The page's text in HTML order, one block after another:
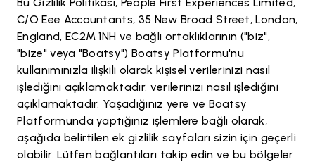
C/O Eee Accountants, 35 New Broad Street, London,
England, EC2M 1NH ve bağlı ortaklıklarının ("biz",
"bize" veya "Boatsy") Boatsy Platformu'nu
kullanımınızla ilişkili olarak kişisel verilerinizi nasıl
işlediğini açıklamaktadır. verilerinizi nasıl işlediğini
açıklamaktadır. Yaşadığınız yere ve Boatsy
Platformunda yaptığınız işlemlere bağlı olarak,
aşağıda belirtilen ek gizlilik sayfaları sizin için geçerli
olabilir. Lütfen bağlantıları takip edin ve bu bölgeler